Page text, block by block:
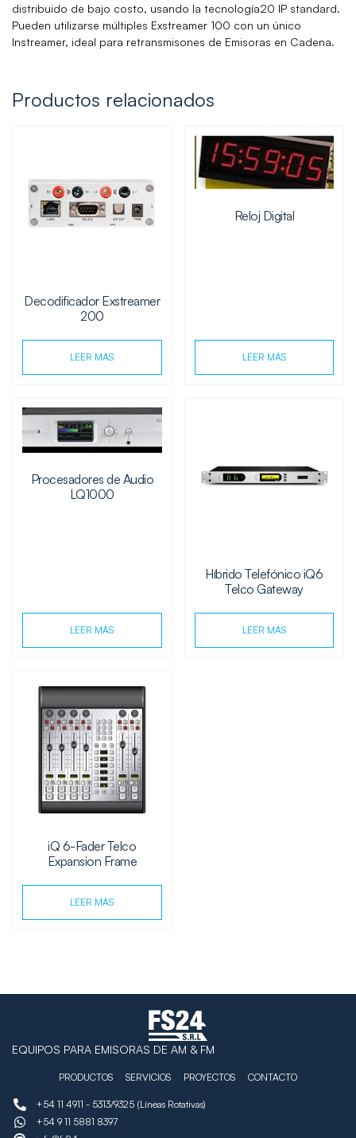
distribuido de bajo costo, usando la tecnología20 IP standard.
Pueden utilizarse múltiples Exstreamer 100 con un único
Instreamer, ideal para retransmisones de Emisoras en Cadena.
Productos relacionados
Decodificador Exstreamer
200
LEER MÁS
Reloj Digital
LEER MÁS
Procesadores de Audio
LQ1000
LEER MÁS
Híbrido Telefónico iQ6
Telco Gateway
LEER MÁS
iQ 6-Fader Telco
Expansion Frame
LEER MÁS
EQUIPOS PARA EMISORAS DE AM & FM
PRODUCTOS SERVICIOS PROYECTOS CONTACTO
+54 11 4911 - 5313/9325 (Líneas Rotativas)
+54 9 11 5881 8397